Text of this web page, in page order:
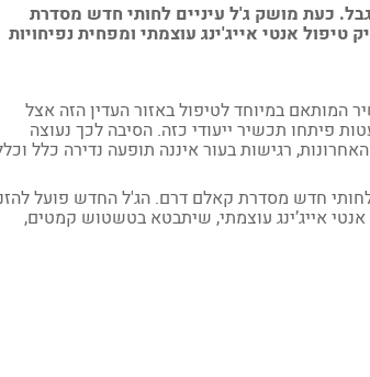
כעת מושק ג'ל עיניים לחותי חדש מסדרת
אנטי אייג'ינג עוצמתי ומפחית נפיחויות
המותאם במיוחד לטיפול באזור העדין הזה אצל
פיתחו תכשיר ייעודי כזה. הסיבה לכך נעוצה
רגישות בעור איננה תופעה נדירה כלל
לחותי חדש מסדרת קאלם דרם. הג'ל החדש פועל
אייג’ינג עוצמתי, שיתבטא בטשטוש קמטים,